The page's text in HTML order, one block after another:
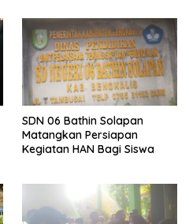
SDN 06 Bathin Solapan
Matangkan Persiapan
Kegiatan HAN Bagi Siswa